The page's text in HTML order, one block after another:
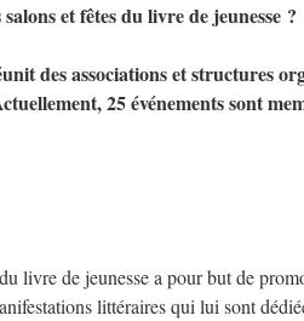
et fêtes du livre de jeunesse ?
des associations et structures
25 événements sont
livre de jeunesse a pour but de
littéraires qui lui sont